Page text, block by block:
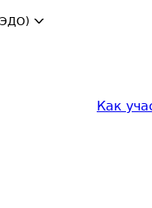
Как